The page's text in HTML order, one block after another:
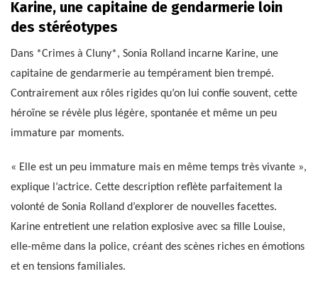
Karine, une capitaine de gendarmerie loin
des stéréotypes
Dans *Crimes à Cluny*, Sonia Rolland incarne Karine, une
capitaine de gendarmerie au tempérament bien trempé.
Contrairement aux rôles rigides qu’on lui confie souvent, cette
héroïne se révèle plus légère, spontanée et même un peu
immature par moments.
« Elle est un peu immature mais en même temps très vivante »,
explique l’actrice. Cette description reflète parfaitement la
volonté de Sonia Rolland d’explorer de nouvelles facettes.
Karine entretient une relation explosive avec sa fille Louise,
elle-même dans la police, créant des scènes riches en émotions
et en tensions familiales.